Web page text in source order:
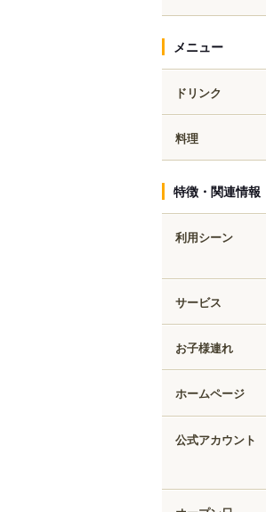
メニュー
ドリンク
料理
特徴・関連情報
利用シーン
サービス
お子様連れ
ホームページ
公式アカウント